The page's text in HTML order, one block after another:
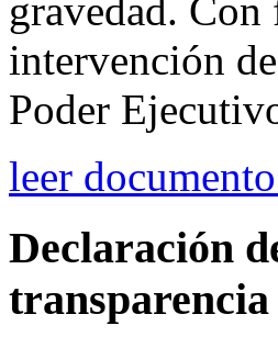
gravedad.
intervención
Poder
leer
Declaración